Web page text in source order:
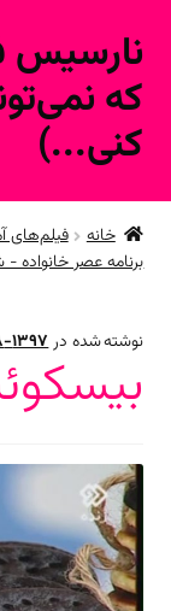
پرش
ناوبری
پرش
محتوا
نارسیس
که
کنی...)
خانه
حساب کاربری
محصولات فروشگاه
ارتباط با ما
خانه
فیلم‌های
برنامه عصر خانواده -
نوشته شده در1397-08-15